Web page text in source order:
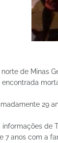
norte de Minas
29
informações de
7 anos com a